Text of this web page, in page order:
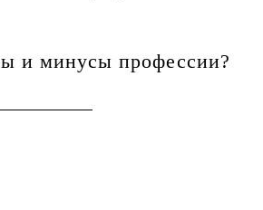
и минусы профессии?